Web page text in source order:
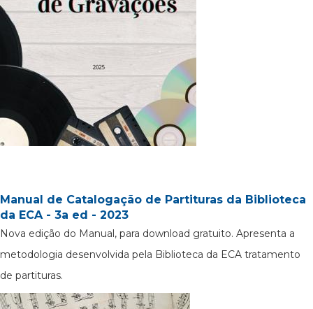
Manual de Catalogação de Partituras da Biblioteca
da ECA - 3a ed - 2023
Nova edição do Manual, para download gratuito. Apresenta a
metodologia desenvolvida pela Biblioteca da ECA tratamento
de partituras.